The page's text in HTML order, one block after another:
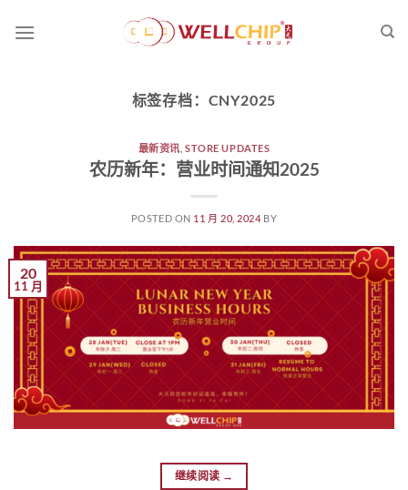
标签存档： CNY2025
最新资讯,STORE UPDATES
农历新年：营业时间通知2025
POSTED ON 11 月 20, 2024 BY
20
11 月
继续阅读 →